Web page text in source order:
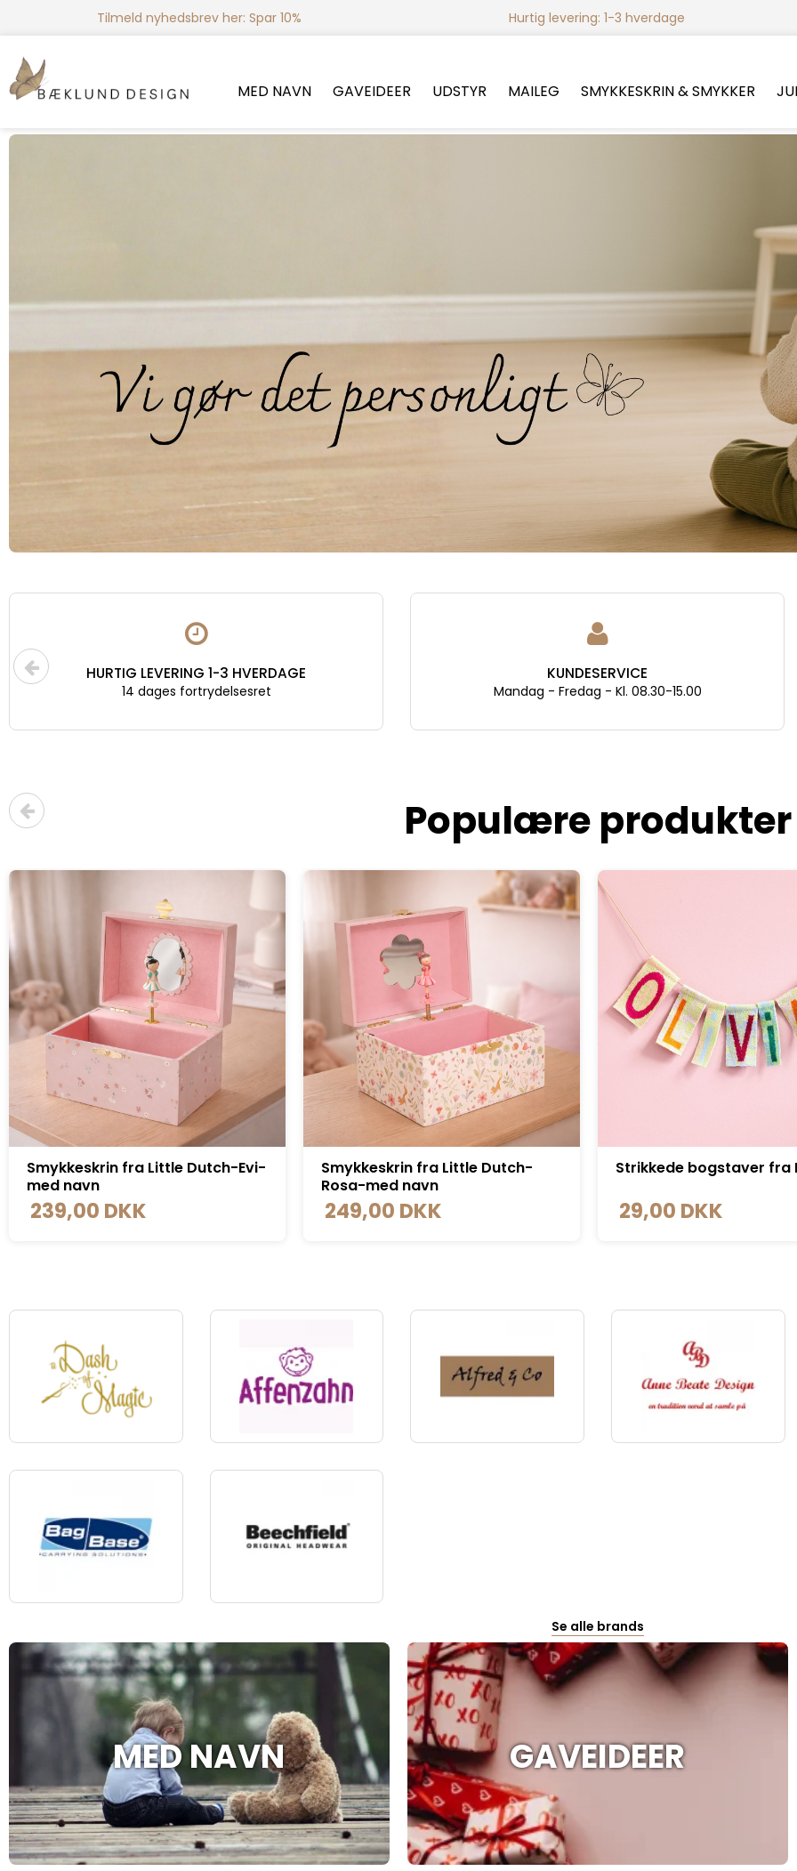
Tilmeld nyhedsbrev her: Spar 10% Hurtig levering: 1-3 hverdage
MED NAVN GAVEIDEER UDSTYR MAILEG SMYKKESKRIN & SMYKKER
FRI FRAGT OVER 499,-
levering til GLS pakkeshop
HURTIG LEVERING 1-3 HVERDAGE
14 dages fortrydelsesret
Populære produkter
Smykkeskrin fra Little Dutch-
Rosa-med navn
249,00 DKK
Strikkede bogstaver fra Linedyr
29,00 DKK
Børnerygsæk fra Little
med navn
249,00 DKK
Se alle brands
MED NAVN GAVEIDEER